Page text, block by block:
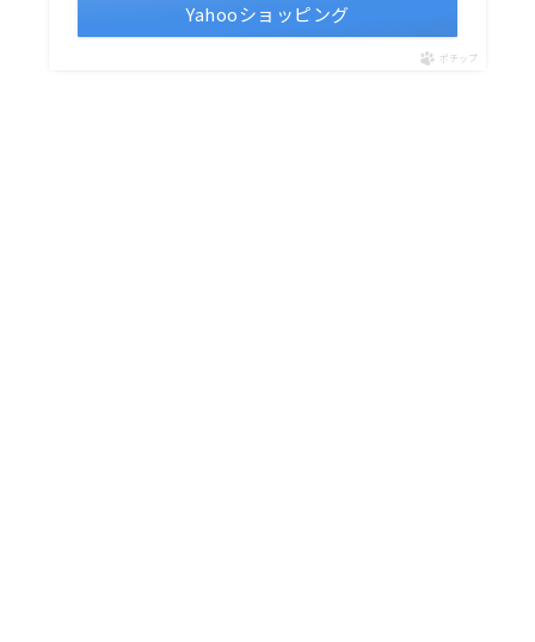
Yahooショッピング
ポチップ